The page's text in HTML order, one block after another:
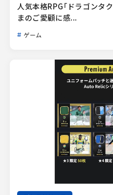
人気本格RPG「ドラゴンタ
まのご愛顧に感...
ゲーム